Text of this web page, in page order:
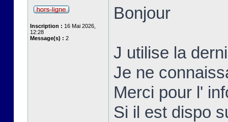
Inscription : 16 Mai 2026,
12:28
Message(s) : 2
Bonjour
J utilise la
Je ne
Merci pour l'
Si il est dispo